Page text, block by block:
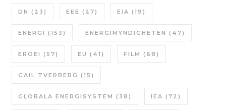
DN (23) EEE (27) EIA (19)
ENERGI (153) ENERGIMYNDIGHETEN (47)
EROEI (57) EU (41) FILM (68)
GAIL TVERBERG (15)
GLOBALA ENERGISYSTEM (38) IEA (72)